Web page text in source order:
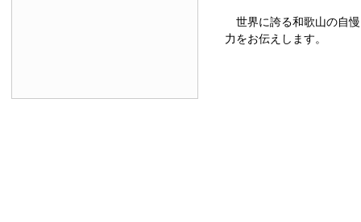
世界に誇る和歌山の自
力をお伝えします。